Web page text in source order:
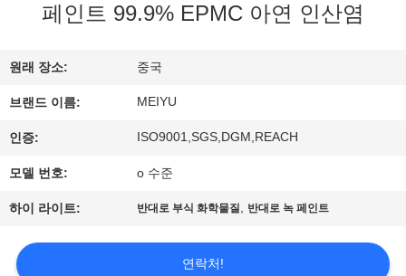
관
한
것
공
페인트 99.9% EPMC 아연 인산염
원래 장소: 중국
브랜드 이름: MEIYU
인증: ISO9001,SGS,DGM,REACH
모델 번호: o 수준
하이 라이트: 반대로 부식 화학물질, 반대로 녹 페인트
연락처!